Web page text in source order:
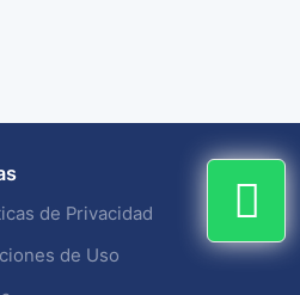
de Privacidad
de Uso